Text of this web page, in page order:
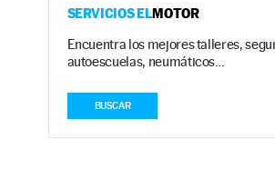
SERVICIOS ELMOTOR
Encuentra los mejores talleres,
autoescuelas, neumáticos…
BUSCAR